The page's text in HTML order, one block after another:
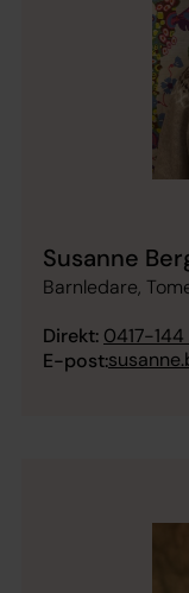
Susanne
Barnledare,
Direkt: 0417-144
E-post: